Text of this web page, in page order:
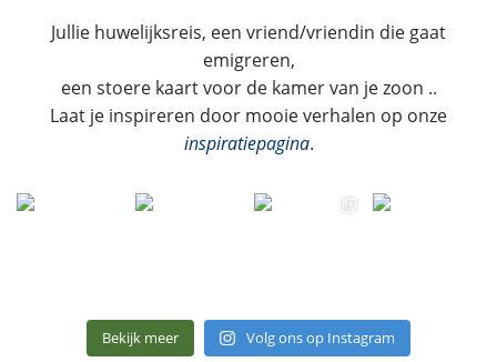
Jullie huwelijksreis, een vriend/vriendin die gaat
emigreren,
een stoere kaart voor de kamer van je zoon ..
Laat je inspireren door mooie verhalen op onze
inspiratiepagina.
Bekijk meer Volg ons op Instagram